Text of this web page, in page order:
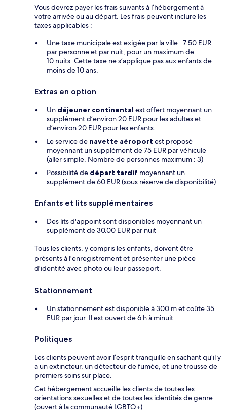
Vous devrez payer les frais suivants à l’hébergement à
votre arrivée ou au départ. Les frais peuvent inclure les
taxes applicables :
Une taxe municipale est exigée par la ville : 7.50 EUR
par personne et par nuit, pour un maximum de
10 nuits. Cette taxe ne s’applique pas aux enfants de
moins de 10 ans.
Extras en option
Un déjeuner continental est offert moyennant un
supplément d’environ 20 EUR pour les adultes et
d’environ 20 EUR pour les enfants.
Le service de navette aéroport est proposé
moyennant un supplément de 75 EUR par véhicule
(aller simple. Nombre de personnes maximum : 3)
Possibilité de départ tardif moyennant un
supplément de 60 EUR (sous réserve de disponibilité)
Enfants et lits supplémentaires
Des lits d'appoint sont disponibles moyennant un
supplément de 30.00 EUR par nuit
Tous les clients, y compris les enfants, doivent être
présents à l'enregistrement et présenter une pièce
d'identité avec photo ou leur passeport.
Stationnement
Un stationnement est disponible à 300 m et coûte 35
EUR par jour. Il est ouvert de 6 h à minuit
Politiques
Les clients peuvent avoir l’esprit tranquille en sachant qu’il y
a un extincteur, un détecteur de fumée, et une trousse de
premiers soins sur place.
Cet hébergement accueille les clients de toutes les
orientations sexuelles et de toutes les identités de genre
(ouvert à la communauté LGBTQ+).